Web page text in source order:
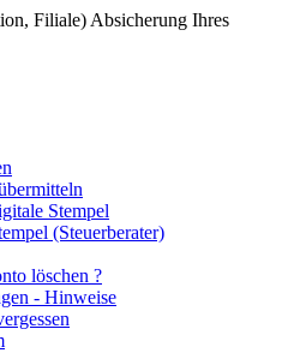
Filiale) Absicherung Ihres
Stempel
(Steuerberater)
löschen ?
- Hinweise